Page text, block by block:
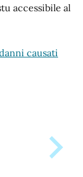
accessibile al
causati